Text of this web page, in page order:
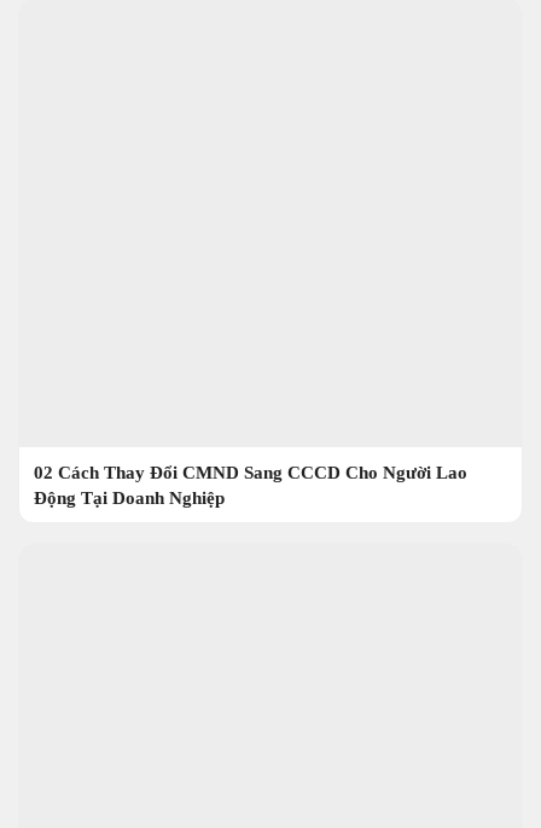
02 Cách Thay Đổi CMND Sang CCCD Cho Người Lao
Động Tại Doanh Nghiệp